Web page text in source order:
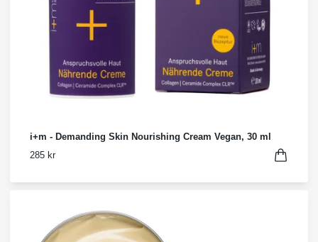
i+m - Demanding Skin Nourishing Cream Vegan, 30 ml
285 kr